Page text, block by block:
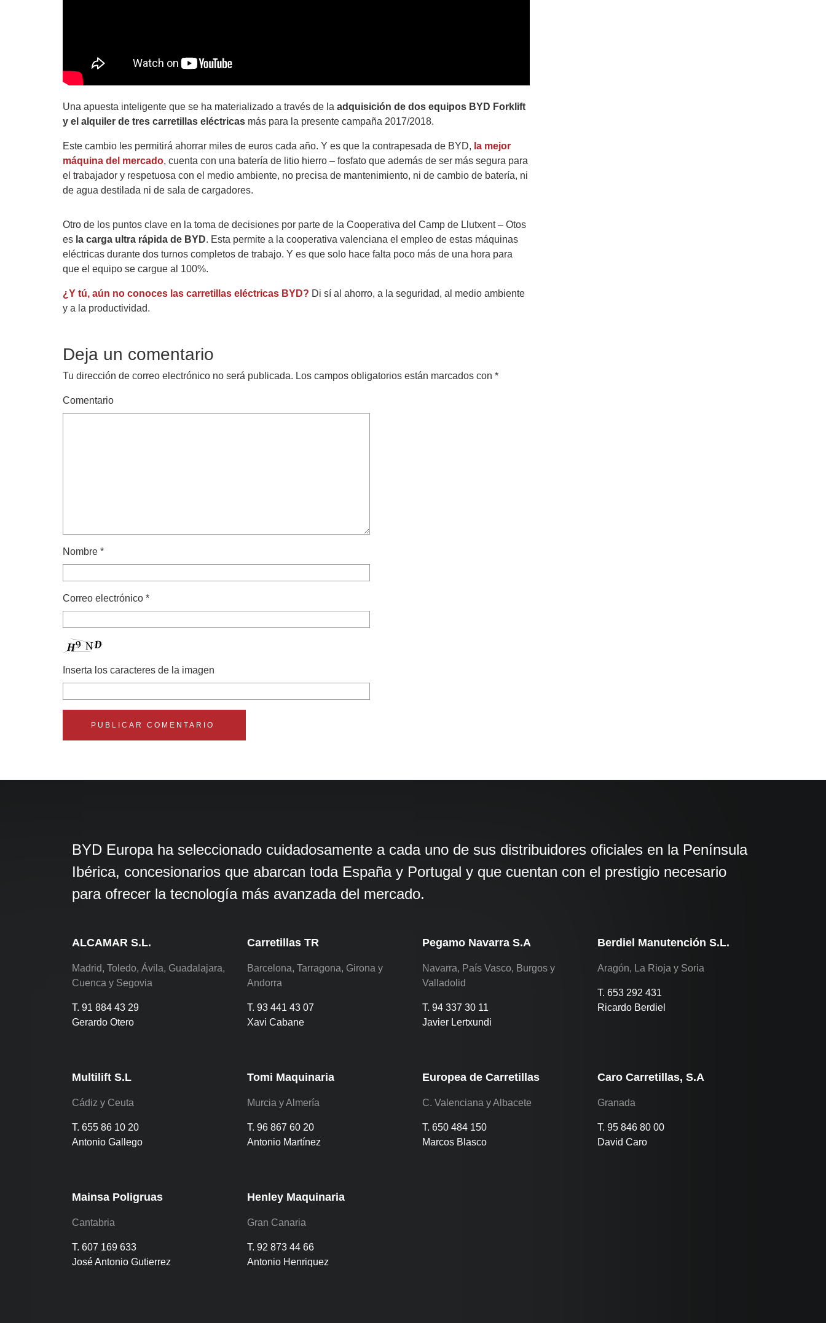
Una apuesta inteligente que se ha materializado a través de la adquisición de dos equipos BYD Forklift
y el alquiler de tres carretillas eléctricas más para la presente campaña 2017/2018.
Este cambio les permitirá ahorrar miles de euros cada año. Y es que la contrapesada de BYD, la mejor
máquina del mercado, cuenta con una batería de litio hierro – fosfato que además de ser más segura para
el trabajador y respetuosa con el medio ambiente, no precisa de mantenimiento, ni de cambio de batería, ni
de agua destilada ni de sala de cargadores.
Otro de los puntos clave en la toma de decisiones por parte de la Cooperativa del Camp de Llutxent – Otos
es la carga ultra rápida de BYD. Esta permite a la cooperativa valenciana el empleo de estas máquinas
eléctricas durante dos turnos completos de trabajo. Y es que solo hace falta poco más de una hora para
que el equipo se cargue al 100%.
¿Y tú, aún no conoces las carretillas eléctricas BYD? Di sí al ahorro, a la seguridad, al medio ambiente
y a la productividad.
Deja un comentario
Tu dirección de correo electrónico no será publicada. Los campos obligatorios están marcados con *
Comentario
Nombre *
Correo electrónico *
Inserta los caracteres de la imagen
BYD Europa ha seleccionado cuidadosamente a cada uno de sus distribuidores oficiales en la Península
Ibérica, concesionarios que abarcan toda España y Portugal y que cuentan con el prestigio necesario
para ofrecer la tecnología más avanzada del mercado.
ALCAMAR S.L.
Madrid, Toledo, Ávila, Guadalajara,
Cuenca y Segovia
T. 91 884 43 29
Gerardo Otero
Carretillas TR
Barcelona, Tarragona, Girona y
Andorra
T. 93 441 43 07
Xavi Cabane
Pegamo Navarra S.A
Navarra, País Vasco, Burgos y
Valladolid
T. 94 337 30 11
Javier Lertxundi
Berdiel Manutención S.L.
Aragón, La Rioja y Soria
T. 653 292 431
Ricardo Berdiel
Multilift S.L
Cádiz y Ceuta
T. 655 86 10 20
Antonio Gallego
Tomi Maquinaria
Murcia y Almería
T. 96 867 60 20
Antonio Martínez
Europea de Carretillas
C. Valenciana y Albacete
T. 650 484 150
Marcos Blasco
Caro Carretillas, S.A
Granada
T. 95 846 80 00
David Caro
Mainsa Poligruas
Cantabria
T. 607 169 633
José Antonio Gutierrez
Henley Maquinaria
Gran Canaria
T. 92 873 44 66
Antonio Henriquez